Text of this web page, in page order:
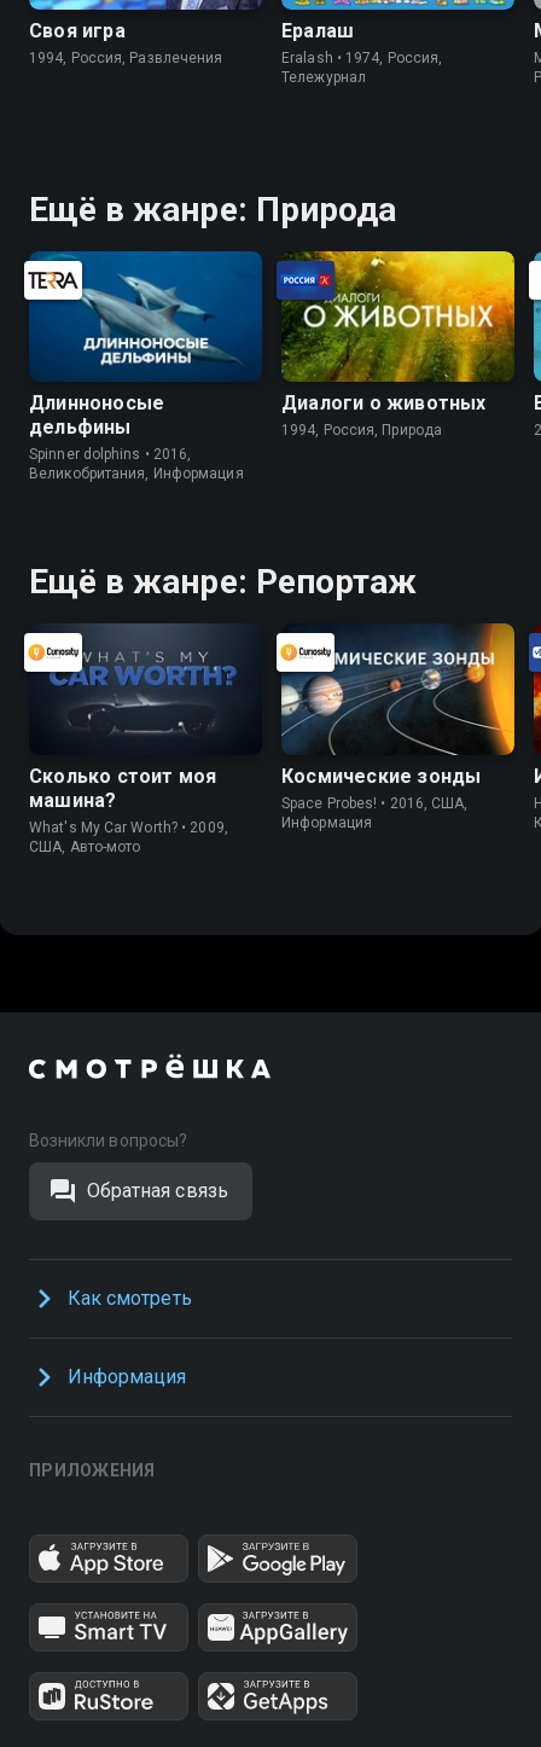
Своя игра
1994, Россия, Развлечения
Ералаш
Eralash • 1974, Россия,
Тележурнал
Ещё в жанре: Природа
Длинноносые
дельфины
Spinner dolphins • 2016,
Великобритания, Информация
Диалоги о животных
1994, Россия, Природа
Ещё в жанре: Репортаж
Сколько стоит моя
машина?
What's My Car Worth? • 2009,
США, Авто-мото
Космические зонды
Space Probes! • 2016, США,
Информация
Возникли вопросы?
Обратная связь
Как смотреть
Информация
ПРИЛОЖЕНИЯ